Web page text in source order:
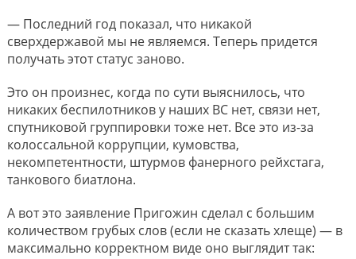
— Последний год показал, что никакой
сверхдержавой мы не являемся. Теперь придется
получать этот статус заново.
Это он произнес, когда по сути выяснилось, что
никаких беспилотников у наших ВС нет, связи нет,
спутниковой группировки тоже нет. Все это из-за
колоссальной коррупции, кумовства,
некомпетентности, штурмов фанерного рейхстага,
танкового биатлона.
А вот это заявление Пригожин сделал с большим
количеством грубых слов (если не сказать хлеще) — в
максимально корректном виде оно выглядит так: